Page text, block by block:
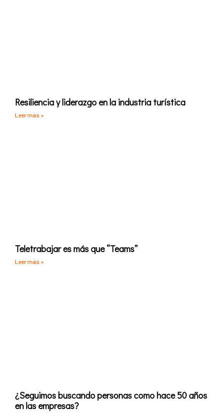
Resiliencia y liderazgo en la industria turística
Leer más »
Teletrabajar es más que “Teams”
Leer más »
¿Seguimos buscando personas como hace 50 años
en las empresas?